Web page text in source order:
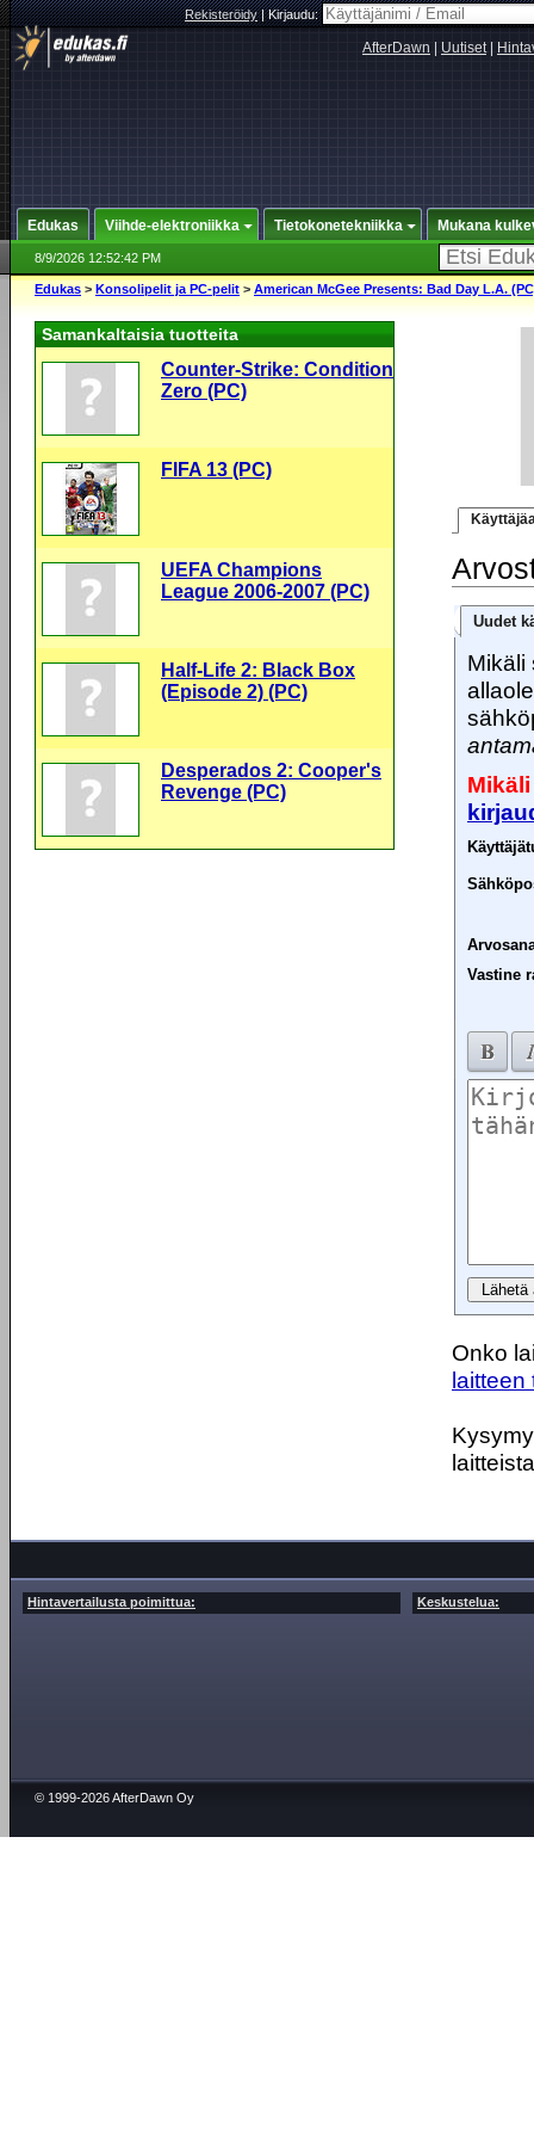
Rekisteröidy|Kirjaudu:
AfterDawn Uutiset|
Edukas Viihde-elektroniikka Tietokonetekniikka Mukana
8/9/2026 12:52:42 PM
Edukas > Konsolipelit ja PC-pelit > American McGee Presents: Bad Day L.A.
Uudet
Mikäli
Vastine
Onko
laitteen
Samankaltaisia tuotteita
Counter-Strike: Condition
Zero (PC)
FIFA 13 (PC)
UEFA Champions
League 2006-2007 (PC)
Half-Life 2: Black Box
(Episode 2) (PC)
Desperados 2: Cooper's
Revenge (PC)
Hintavertailusta poimittua: Keskustelua:
© 1999-2026 AfterDawn Oy